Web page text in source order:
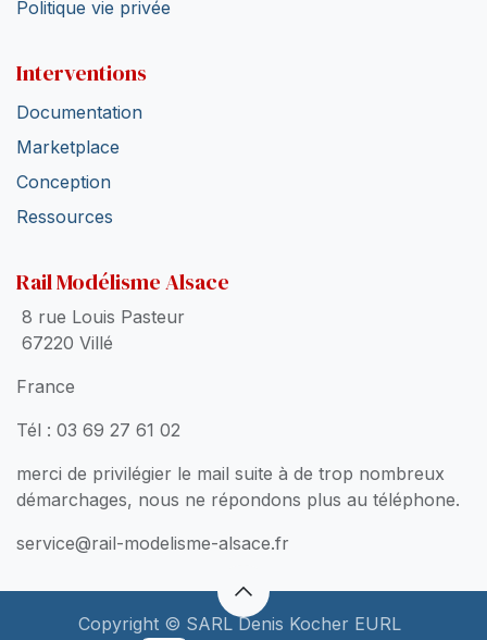
Politique vie privée
Interventions
Documentation
Marketplace
Conception
Ressources
Rail Modélisme Alsace
8 rue Louis Pasteur
67220 Villé
France
Tél : 03 69 27 61 02
merci de privilégier le mail suite à de trop nombreux
démarchages, nous ne répondons plus au téléphone.
service@rail-modelisme-alsace.fr
Copyright © SARL Denis Kocher EURL